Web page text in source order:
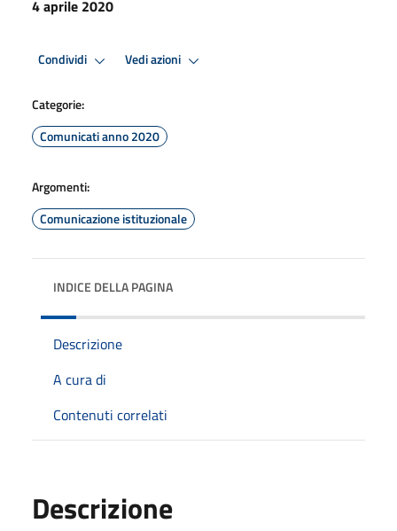
4 aprile 2020
Condividi Vedi azioni
Categorie:
Comunicati anno 2020
Argomenti:
Comunicazione istituzionale
INDICE DELLA PAGINA
Descrizione
A cura di
Contenuti correlati
Descrizione